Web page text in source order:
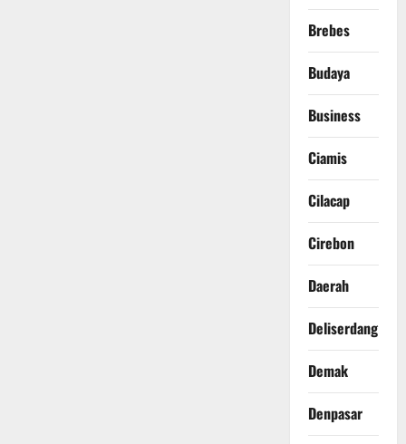
Brebes
Budaya
Business
Ciamis
Cilacap
Cirebon
Daerah
Deliserdang
Demak
Denpasar